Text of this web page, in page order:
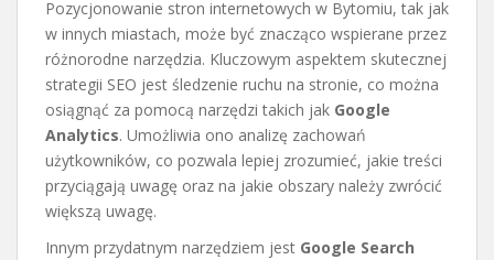
Pozycjonowanie stron internetowych w Bytomiu, tak jak
w innych miastach, może być znacząco wspierane przez
różnorodne narzędzia. Kluczowym aspektem skutecznej
strategii SEO jest śledzenie ruchu na stronie, co można
osiągnąć za pomocą narzędzi takich jak Google
Analytics. Umożliwia ono analizę zachowań
użytkowników, co pozwala lepiej zrozumieć, jakie treści
przyciągają uwagę oraz na jakie obszary należy zwrócić
większą uwagę.
Innym przydatnym narzędziem jest Google Search